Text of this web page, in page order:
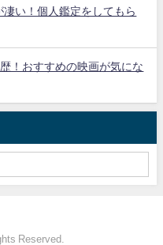
い！個人鑑定をしてもら
！おすすめの映画が気にな
Reserved.